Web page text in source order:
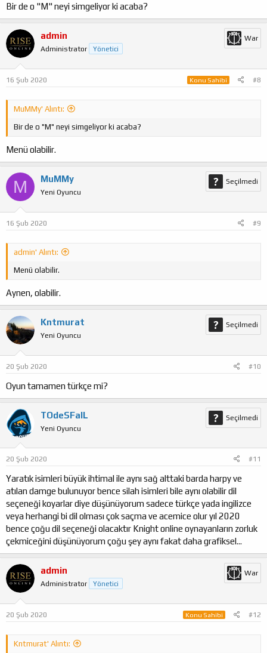
Bir de o "M" neyi simgeliyor ki acaba?
admin
Administrator Yönetici
War
16 Şub 2020 Konu Sahibi #8
MuMMy' Alıntı:
Bir de o "M" neyi simgeliyor ki acaba?
Menü olabilir.
M MuMMy
Yeni Oyuncu
Seçilmedi
16 Şub 2020 #9
admin' Alıntı:
Menü olabilir.
Aynen, olabilir.
Kntmurat
Yeni Oyuncu
Seçilmedi
20 Şub 2020 #10
Oyun tamamen türkçe mi?
TOdeSFalL
Yeni Oyuncu
Seçilmedi
20 Şub 2020 #11
Yaratık isimleri büyük ihtimal ile aynı sağ alttaki barda harpy ve
atılan damge bulunuyor bence silah isimleri bile aynı olabilir dil
seçeneği koyarlar diye düşünüyorum sadece türkçe yada ingilizce
veya herhangi bi dil olması çok saçma ve acemice olur yıl 2020
bence çoğu dil seçeneği olacaktır Knight online oynayanların zorluk
çekmiceğini düşünüyorum çoğu şey aynı fakat daha grafiksel...
admin
Administrator Yönetici
War
20 Şub 2020 Konu Sahibi #12
Kntmurat' Alıntı: